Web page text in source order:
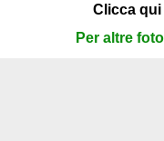
Clicca qui
Per altre